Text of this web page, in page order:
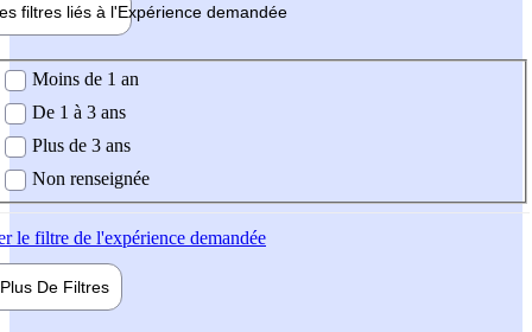
filtres liés à l'Expérience demandée
demandée
Moins de 1 an
De 1 à 3 ans
Plus de 3 ans
Non renseignée
le filtre de l'expérience demandée
Plus De Filtres